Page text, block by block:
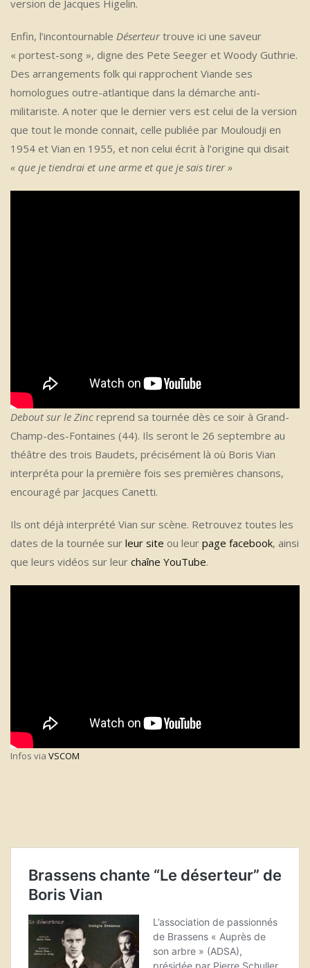
version de Jacques Higelin.
Enfin, l’incontournable Déserteurtrouve ici une saveur
« portest-song », digne des Pete Seeger et Woody Guthrie.
Des arrangements folk qui rapprochent Viande ses
homologues outre-atlantique dans la démarche anti-
militariste. A noter que le dernier vers est celui de la version
que tout le monde connait, celle publiée par Mouloudji en
1954 et Vian en 1955, et non celui écrit à l’origine qui disait
« que je tiendrai et une arme et que je sais tirer »
Debout sur le Zinc reprend sa tournée dès ce soir à Grand-
Champ-des-Fontaines (44). Ils seront le 26 septembre au
théâtre des trois Baudets, précisément là où Boris Vian
interpréta pour la première fois ses premières chansons,
encouragé par Jacques Canetti.
Ils ont déjà interprété Vian sur scène. Retrouvez toutes les
dates de la tournée sur leur site ou leur page facebook, ainsi
que leurs vidéos sur leur chaîne YouTube.
Infos via VSCOM